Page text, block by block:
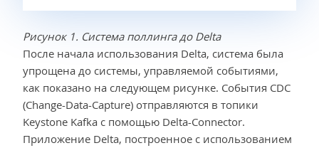
Рисунок 1. Система поллинга до Delta
После начала использования Delta, система была
упрощена до системы, управляемой событиями,
как показано на следующем рисунке. События CDC
(Change-Data-Capture) отправляются в топики
Keystone Kafka с помощью Delta-Connector.
Приложение Delta, построенное с использованием